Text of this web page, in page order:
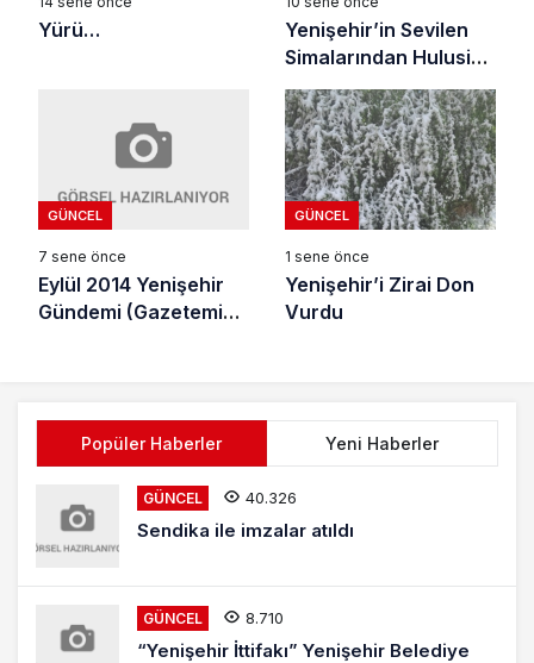
Yürü…
Yenişehir’in Sevilen
Simalarından Hulusi
Tuğral Vefat Etti
GÜNCEL
7 sene önce
Eylül 2014 Yenişehir
Gündemi (Gazetemiz
GÜNCEL
1 sene önce
Yenişehir’i Zirai Don
Vurdu
Popüler Haberler Yeni Haberler
GÜNCEL 40.326
Sendika ile imzalar atıldı
GÜNCEL 8.710
“Yenişehir İttifakı” Yenişehir Belediye